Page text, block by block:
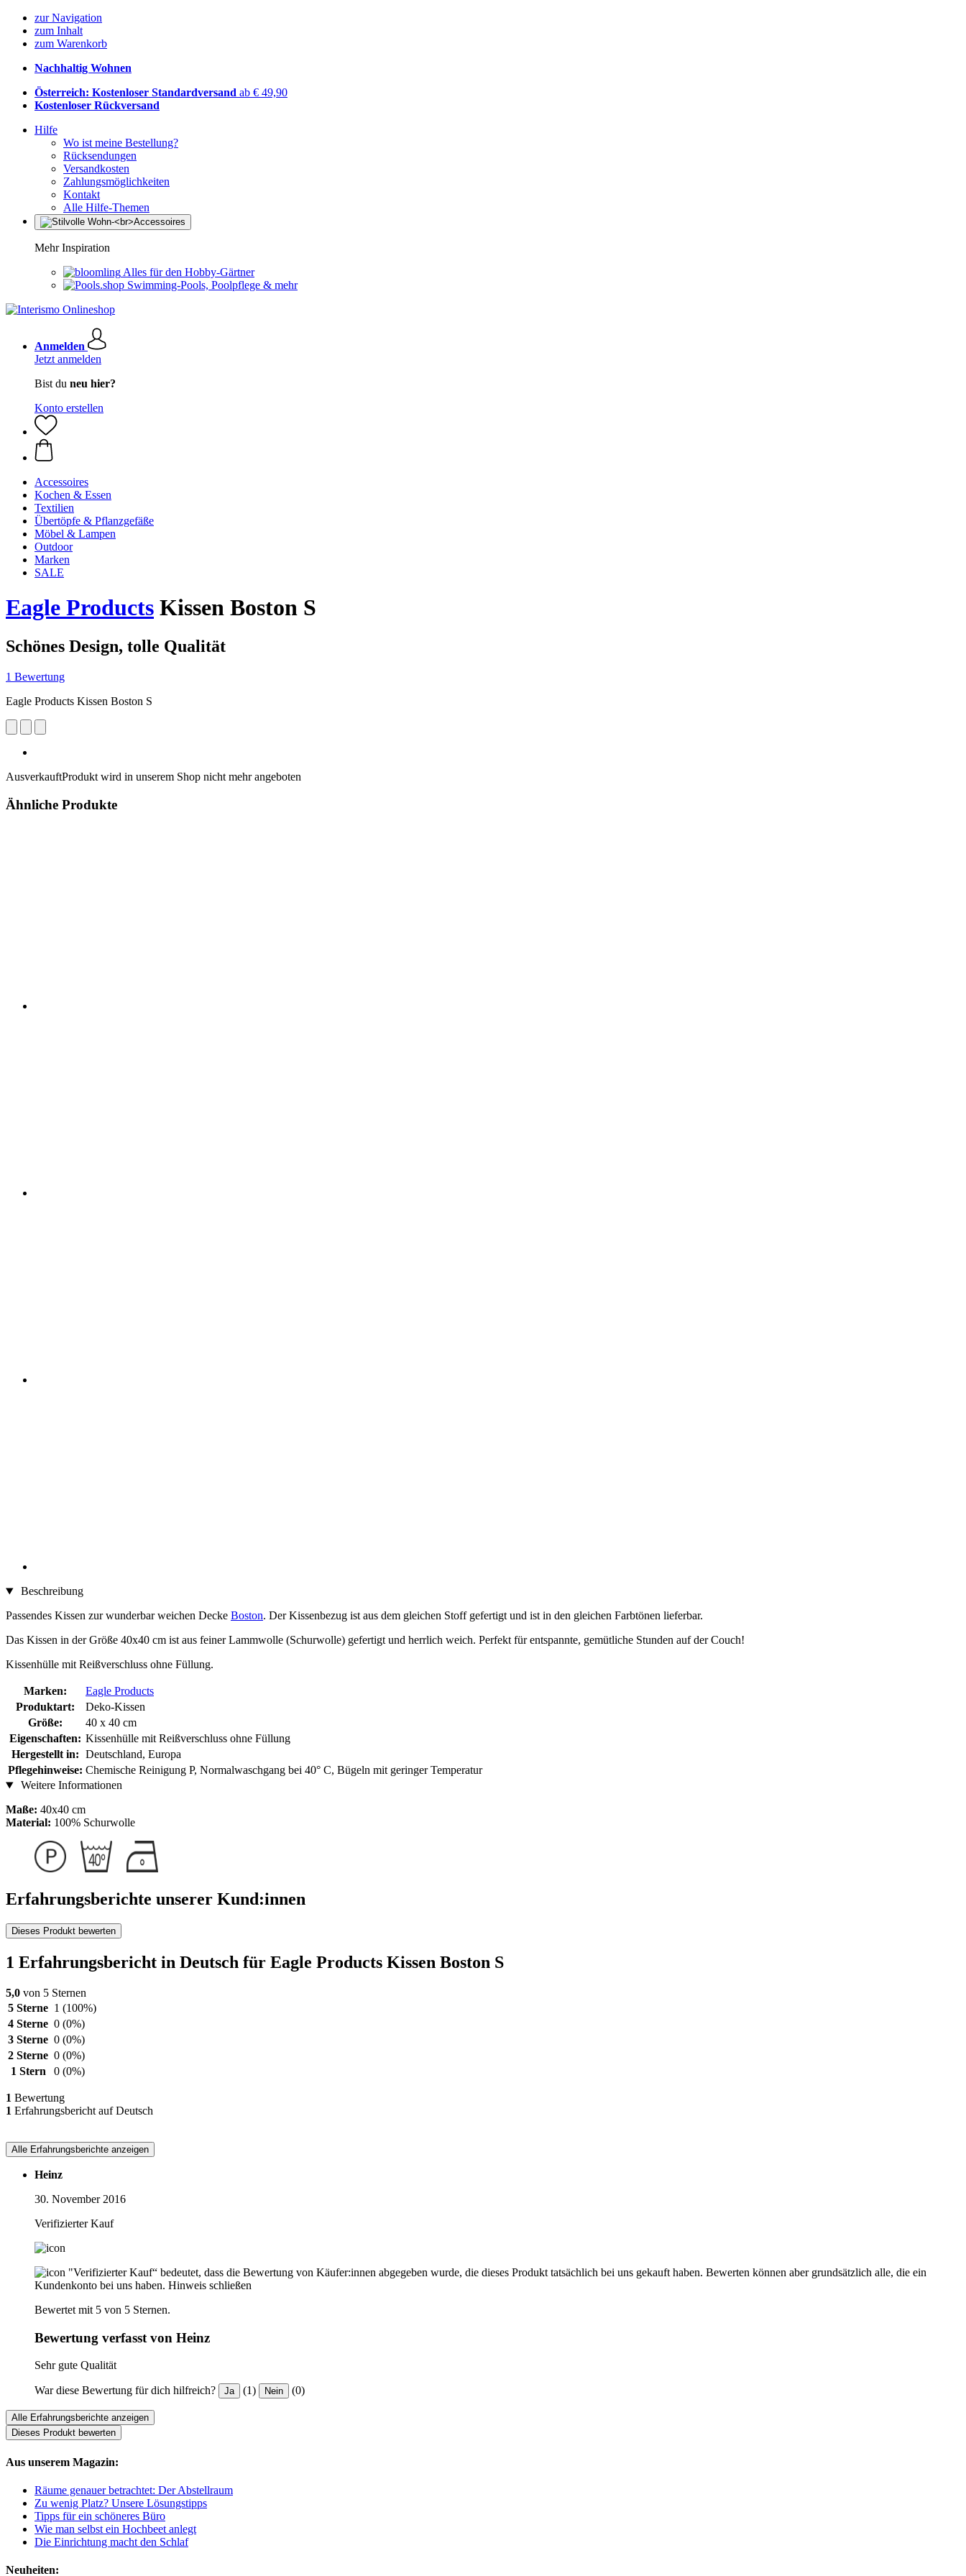
zur Navigation
zum Inhalt
zum Warenkorb
Nachhaltig Wohnen
Österreich: Kostenloser Standardversand ab € 49,90
Kostenloser Rückversand
Hilfe
Wo ist meine Bestellung?
Rücksendungen
Versandkosten
Zahlungsmöglichkeiten
Kontakt
Alle Hilfe-Themen
Mehr Inspiration
Alles für den Hobby-Gärtner
Swimming-Pools, Poolpflege & mehr
Anmelden
Jetzt anmelden
Bist du neu hier?
Konto erstellen
Accessoires
Kochen & Essen
Textilien
Übertöpfe & Pflanzgefäße
Möbel & Lampen
Outdoor
Marken
SALE
Eagle Products Kissen Boston S
Schönes Design, tolle Qualität
1 Bewertung
Eagle Products Kissen Boston S
AusverkauftProdukt wird in unserem Shop nicht mehr angeboten
Ähnliche Produkte
Beschreibung
Passendes Kissen zur wunderbar weichen Decke Boston. Der Kissenbezug ist aus dem gleichen Stoff gefertigt und ist in den gleichen Farbtönen lieferbar.
Das Kissen in der Größe 40x40 cm ist aus feiner Lammwolle (Schurwolle) gefertigt und herrlich weich. Perfekt für entspannte, gemütliche Stunden auf der Couch!
Kissenhülle mit Reißverschluss ohne Füllung.
Marken:
Eagle Products
Produktart:
Deko-Kissen
Größe:
40 x 40 cm
Eigenschaften: Kissenhülle mit Reißverschluss ohne Füllung
Hergestellt in: Deutschland, Europa
Pflegehinweise: Chemische Reinigung P, Normalwaschgang bei 40° C, Bügeln mit geringer Temperatur
Weitere Informationen
Maße: 40x40 cm
Material: 100% Schurwolle
Erfahrungsberichte unserer Kund:innen
Dieses Produkt bewerten
1 Erfahrungsbericht in Deutsch für Eagle Products Kissen Boston S
5,0 von 5 Sternen
5 Sterne 1 (100%)
4 Sterne 0 (0%)
3 Sterne 0 (0%)
2 Sterne 0 (0%)
1 Stern
0 (0%)
1 Bewertung
1 Erfahrungsbericht auf Deutsch
Alle Erfahrungsberichte anzeigen
Heinz
30. November 2016
Verifizierter Kauf
"Verifizierter Kauf“ bedeutet, dass die Bewertung von Käufer:innen abgegeben wurde, die dieses Produkt tatsächlich bei uns gekauft haben. Bewerten können aber grundsätzlich alle, die ein
Kundenkonto bei uns haben. Hinweis schließen
Bewertet mit 5 von 5 Sternen.
Bewertung verfasst von Heinz
Sehr gute Qualität
War diese Bewertung für dich hilfreich? Ja (1) Nein (0)
Alle Erfahrungsberichte anzeigen
Dieses Produkt bewerten
Aus unserem Magazin:
Räume genauer betrachtet: Der Abstellraum
Zu wenig Platz? Unsere Lösungstipps
Tipps für ein schöneres Büro
Wie man selbst ein Hochbeet anlegt
Die Einrichtung macht den Schlaf
Neuheiten: